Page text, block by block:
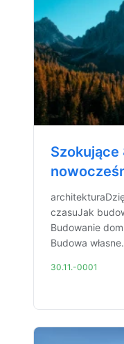
czasuJak
Budowanie
Budowa
30.11.-0001